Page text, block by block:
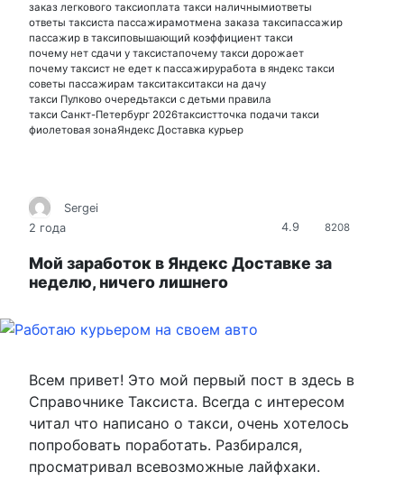
заказ легкового таксиоплата такси наличнымиответы
ответы таксиста пассажирамотмена заказа таксипассажир
пассажир в таксиповышающий коэффициент такси
почему нет сдачи у таксистапочему такси дорожает
почему таксист не едет к пассажируработа в яндекс такси
советы пассажирам такситакситакси на дачу
такси Пулково очередьтакси с детьми правила
такси Санкт-Петербург 2026таксистточка подачи такси
фиолетовая зонаЯндекс Доставка курьер
8208
4.9
Sergei
2 года
Мой заработок в Яндекс Доставке за
неделю, ничего лишнего
Всем привет! Это мой первый пост в здесь в
Справочнике Таксиста. Всегда с интересом
читал что написано о такси, очень хотелось
попробовать поработать. Разбирался,
просматривал всевозможные лайфхаки.